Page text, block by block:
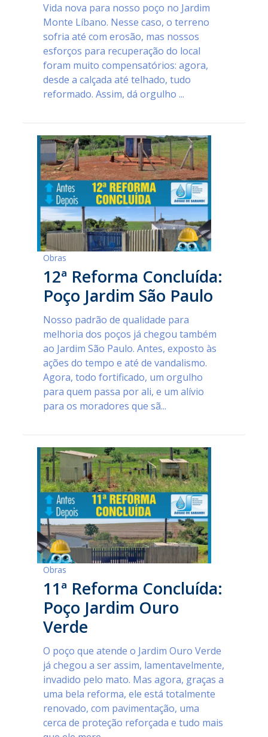
Vida nova para nosso poço no Jardim
Monte Líbano. Nesse caso, o terreno
sofria até com erosão, mas nossos
esforços para recuperação do local
foram muito compensatórios: agora,
desde a calçada até telhado, tudo
reformado. Assim, dá orgulho ...
Obras
12ª Reforma Concluída:
Poço Jardim São Paulo
Nosso padrão de qualidade para
melhoria dos poços já chegou também
ao Jardim São Paulo. Antes, exposto às
ações do tempo e até de vandalismo.
Agora, todo fortificado, um orgulho
para quem passa por ali, e um alívio
para os moradores que sã...
Obras
11ª Reforma Concluída:
Poço Jardim Ouro
Verde
O poço que atende o Jardim Ouro Verde
já chegou a ser assim, lamentavelmente,
invadido pelo mato. Mas agora, graças a
uma bela reforma, ele está totalmente
renovado, com pavimentação, uma
cerca de proteção reforçada e tudo mais